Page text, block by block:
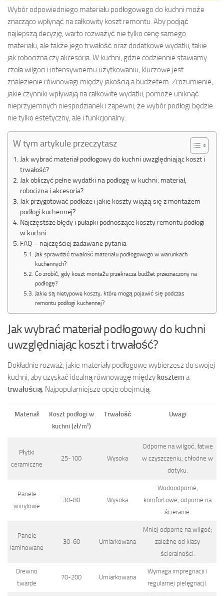
Wybór odpowiedniego materiału podłogowego do kuchni może
znacząco wpłynąć na całkowity koszt remontu. Aby podjąć
najlepszą decyzję, warto rozważyć nie tylko cenę samego
materiału, ale także jego trwałość oraz dodatkowe wydatki, takie
jak robocizna czy akcesoria. W kuchni, gdzie codziennie stawiamy
czoła wilgoci i intensywnemu użytkowaniu, kluczowe jest
znalezienie równowagi między jakością a budżetem. Zrozumienie,
jakie czynniki wpływają na całkowite wydatki, pomoże uniknąć
nieprzyjemnych niespodzianek i zapewni, że wybór podłogi będzie
nie tylko estetyczny, ale i funkcjonalny.
W tym artykule przeczytasz
Jak wybrać materiał podłogowy do kuchni uwzględniając koszt i
trwałość?
Jak obliczyć pełne wydatki na podłogę w kuchni: materiał,
robocizna i akcesoria?
Jak przygotować podłoże i jakie koszty wiążą się z montażem
podłogi kuchennej?
Najczęstsze błędy i pułapki podnoszące koszty remontu podłogi
w kuchni
FAQ – najczęściej zadawane pytania
Jak sprawdzić trwałość materiału podłogowego w warunkach
kuchennych?
Co zrobić, gdy koszt montażu przekracza budżet przeznaczony na
podłogę?
Jakie są nietypowe koszty, które mogą pojawić się podczas
remontu podłogi kuchennej?
Jak wybrać materiał podłogowy do kuchni
uwzględniając koszt i trwałość?
Dokładnie rozważ, jakie materiały podłogowe wybierzesz do swojej
kuchni, aby uzyskać idealną równowagę między kosztem a
trwałością . Najpopularniejsze opcje obejmują:
Materiał
Koszt podłogi w
kuchni (zł/m²)
Trwałość Uwagi
Płytki
ceramiczne
25-100 Wysoka
Odporne na wilgoć, łatwe
w czyszczeniu, chłodne w
dotyku.
Panele
winylowe
30-80 Wysoka
Wodoodporne,
komfortowe, odporne na
ścieranie.
Panele
laminowane
30-60 Umiarkowana
Mniej odporne na wilgoć;
zależne od klasy
ścieralności.
Drewno
twarde
70-200 Umiarkowana
Wymaga impregnacji i
regularnej pielęgnacji.